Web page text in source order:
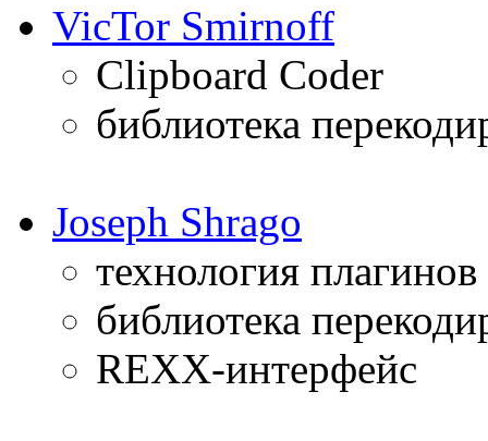
VicTor Smirnoff
Clipboard Coder
библиотека
Joseph Shrago
технология плагинов
библиотека
REXX-интерфейс